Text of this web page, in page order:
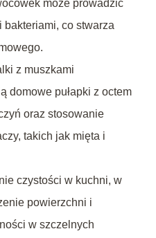
może prowadzić
co stwarza
z muszkami
domowe pułapki z octem
oraz stosowanie
takich jak mięta i
czystości w kuchni, w
powierzchni i
w szczelnych